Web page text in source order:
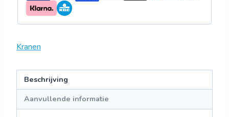
Kranen
Beschrijving
Aanvullende informatie